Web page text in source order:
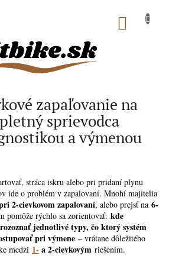
zapaľovanie na
sprievodca
a výmenou
stráca iskru alebo pri pridaní plynu
ide o problém v zapalovaní. Mnohí majitelia
2-cievkovom zapalovaní, alebo prejsť na 6-
pomôže rýchlo sa zorientovať: kde
jednotlivé typy, čo ktorý systém
pri výmene – vrátane dôležitého
medzi 1- a 2-cievkovým riešením.